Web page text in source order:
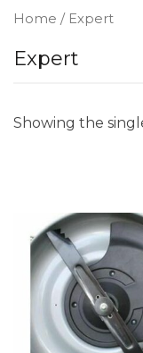
Home / Expert
Expert
Showing the